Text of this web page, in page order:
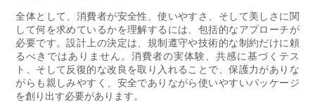
全体として、消費者が安全性、使いやすさ、そして美しさに関
して何を求めているかを理解するには、包括的なアプローチが
必要です。設計上の決定は、規制遵守や技術的な制約だけに頼
るべきではありません。消費者の実体験、共感に基づくテス
ト、そして反復的な改良を取り入れることで、保護力がありな
がらも親しみやすく、安全でありながら使いやすいパッケージ
を創り出す必要があります。